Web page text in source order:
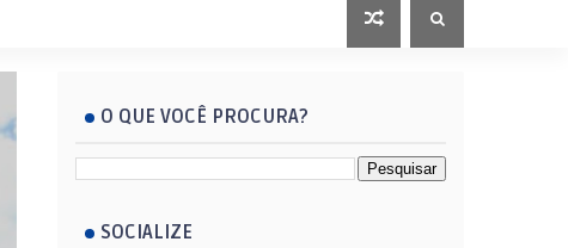
O QUE VOCÊ PROCURA?
SOCIALIZE